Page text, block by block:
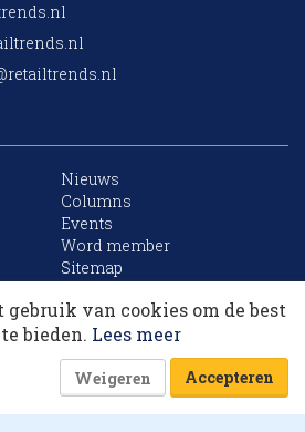
Nieuws
Columns
Events
Word member
Sitemap
is powered by
gebruik van cookies om de best
bieden. Lees meer
Weigeren Accepteren